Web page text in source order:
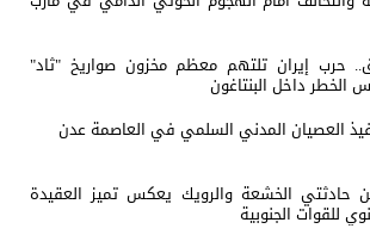
حرب إيران تلتهم معظم مخزون صواريخ "ثاد"
الخطر داخل البنتاغون
العصيان المدني السلمي في العاصمة عدن
حادثتي الخشعة والرويك يعكس تميز العقيدة
للقوات الجنوبية